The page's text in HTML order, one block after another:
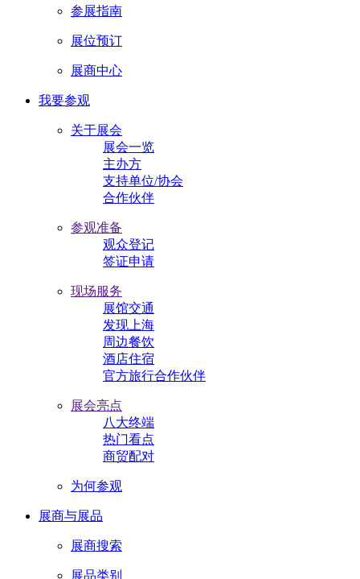
参展指南
展位预订
展商中心
我要参观
关于展会
展会一览
主办方
支持单位/协会
合作伙伴
参观准备
观众登记
签证申请
现场服务
展馆交通
发现上海
周边餐饮
酒店住宿
官方旅行合作伙伴
展会亮点
八大终端
热门看点
商贸配对
为何参观
展商与展品
展商搜索
展品类别